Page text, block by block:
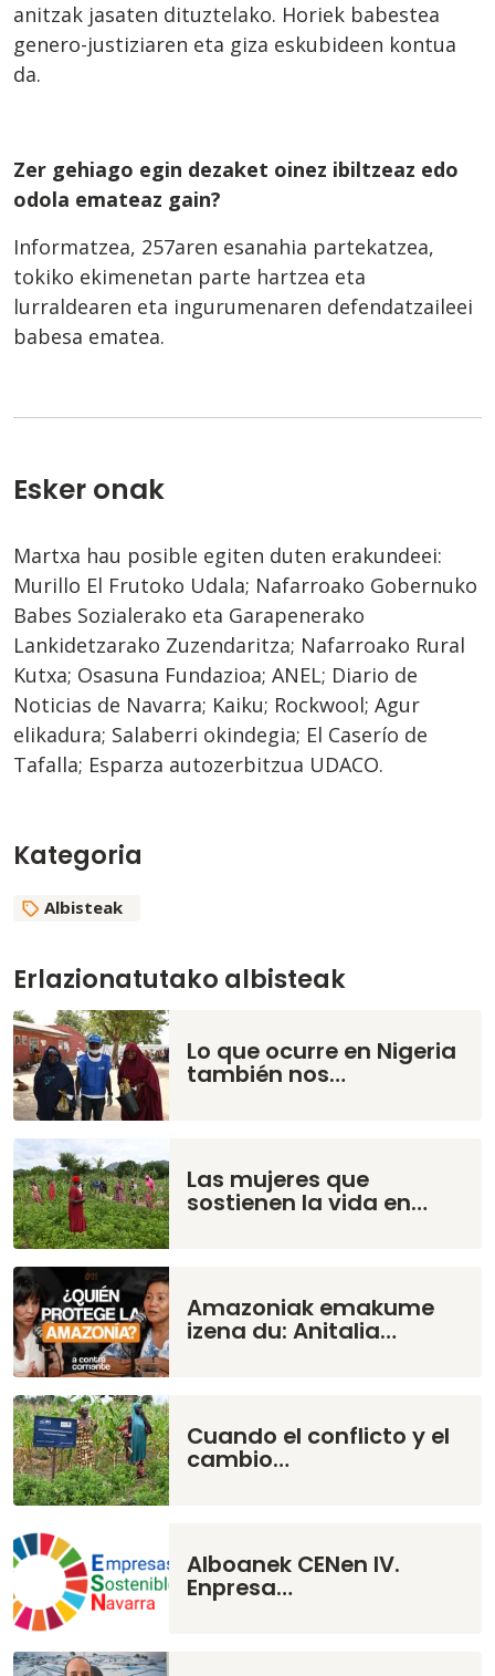
anitzak jasaten dituztelako. Horiek babestea
genero-justiziaren eta giza eskubideen kontua
da.
Zer gehiago egin dezaket oinez ibiltzeaz edo
odola emateaz gain?
Informatzea, 257aren esanahia partekatzea,
tokiko ekimenetan parte hartzea eta
lurraldearen eta ingurumenaren defendatzaileei
babesa ematea.
Esker onak
Martxa hau posible egiten duten erakundeei:
Murillo El Frutoko Udala; Nafarroako Gobernuko
Babes Sozialerako eta Garapenerako
Lankidetzarako Zuzendaritza; Nafarroako Rural
Kutxa; Osasuna Fundazioa; ANEL; Diario de
Noticias de Navarra; Kaiku; Rockwool; Agur
elikadura; Salaberri okindegia; El Caserío de
Tafalla; Esparza autozerbitzua UDACO.
Kategoria
Albisteak
Erlazionatutako albisteak
Lo que ocurre en Nigeria
también nos…
Las mujeres que
sostienen la vida en…
Amazoniak emakume
izena du: Anitalia…
Cuando el conflicto y el
cambio…
Alboanek CENen IV.
Enpresa…